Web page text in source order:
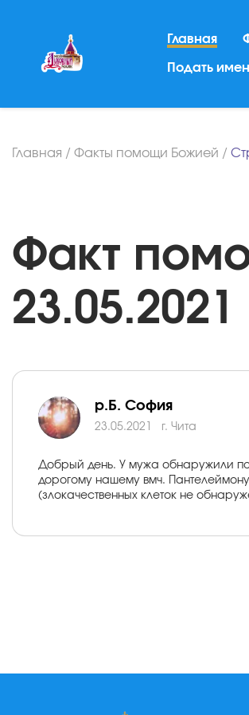
Главная
Подать
Главная / Факты помощи Божией /
Факт
23.05.2021
р.Б. София
23.05.2021 г. Чита
Добрый день. У мужа обнаружили
дорогому нашему вмч.
(злокачественных клеток не